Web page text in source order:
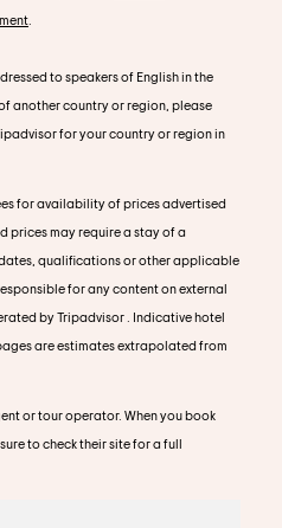
to speakers of English in the
another country or region, please
for your country or region in
for availability of prices advertised
prices may require a stay of a
qualifications or other applicable
for any content on external
by Tripadvisor . Indicative hotel
are estimates extrapolated from
or tour operator. When you book
to check their site for a full